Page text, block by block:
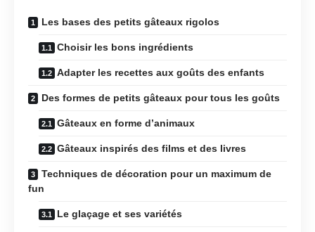
Les bases des petits gâteaux rigolos
Choisir les bons ingrédients
Adapter les recettes aux goûts des enfants
Des formes de petits gâteaux pour tous les goûts
Gâteaux en forme d’animaux
Gâteaux inspirés des films et des livres
Techniques de décoration pour un maximum de
fun
Le glaçage et ses variétés